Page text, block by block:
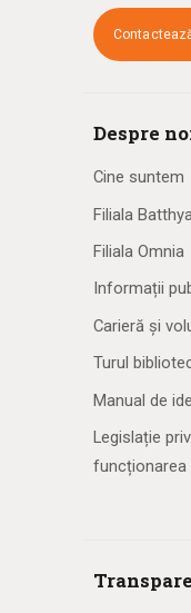
Despre
Cine suntem
Filiala
Filiala Omnia
Informații
Carieră și
Turul
Manual de
Legislație
funcționarea